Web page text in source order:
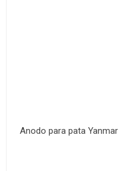
Anodo para pata Yanmar